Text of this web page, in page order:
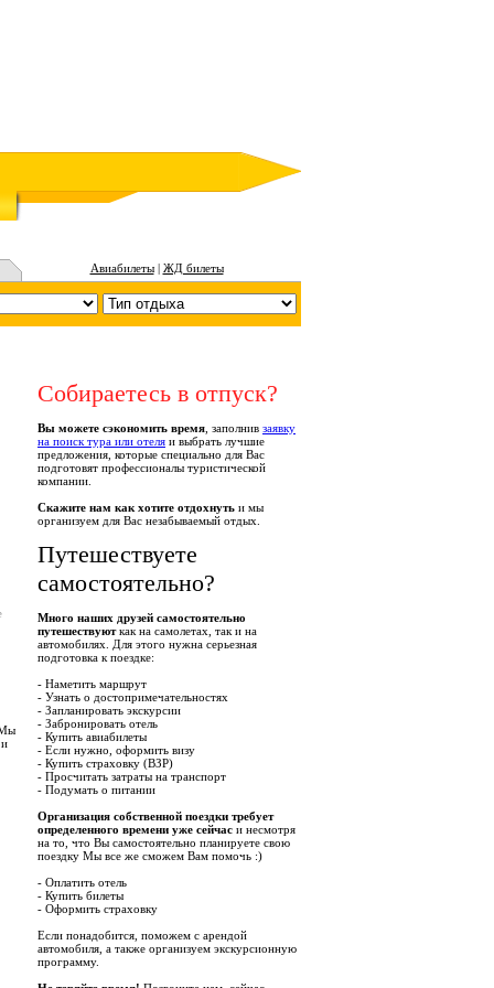
Авиабилеты| ЖД билеты
Мы
Собираетесь в отпуск?
Вы можете сэкономить время , заполнив заявку
на поиск тура или отеля и выбрать лучшие
предложения, которые специально для Вас
подготовят профессионалы туристической
компании.
Скажите нам как хотите отдохнуть и мы
организуем для Вас незабываемый отдых.
Путешествуете
самостоятельно?
Много наших друзей самостоятельно
путешествуюткак на самолетах, так и на
автомобилях. Для этого нужна серьезная
подготовка к поездке:
- Наметить маршрут
- Узнать о достопримечательностях
- Запланировать экскурсии
- Забронировать отель
- Купить авиабилеты
- Если нужно, оформить визу
- Купить страховку (ВЗР)
- Просчитать затраты на транспорт
- Подумать о питании
Организация собственной поездки требует
определенного времени уже сейчас и несмотря
на то, что Вы самостоятельно планируете свою
поездку Мы все же сможем Вам помочь :)
- Оплатить отель
- Купить билеты
- Оформить страховку
Если понадобится, поможем с арендой
автомобиля, а также организуем экскурсионную
программу.